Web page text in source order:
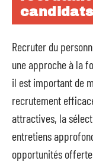
candidats
Recruter du
une approche à la
il est important de
recrutement
attractives, la
entretiens
opportunités